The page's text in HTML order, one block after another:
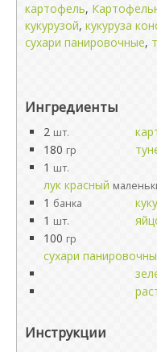
картофель,
кукурузой, кукуруза
сухари панировочные,
Ингредиенты
2 шт.
180 гр
1 шт.
лук красный
1 банка
1 шт.
100 гр
сухари
Инструкции